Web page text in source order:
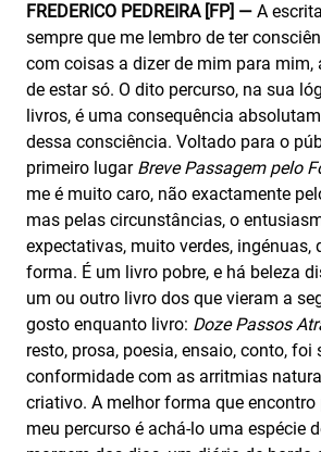
FREDERICO PEDREIRA [FP] — A
sempre que me lembro de ter
com coisas a dizer de mim para mim,
de estar só. O dito percurso, na sua
livros, é uma consequência
dessa consciência. Voltado para o
primeiro lugar Breve Passagem pelo
me é muito caro, não exactamente
mas pelas circunstâncias, o
expectativas, muito verdes, ingénuas,
forma. É um livro pobre, e há beleza
um ou outro livro dos que vieram a
gosto enquanto livro: Doze Passos
resto, prosa, poesia, ensaio, conto, foi
conformidade com as arritmias
criativo. A melhor forma que encontro
meu percurso é achá-lo uma espécie